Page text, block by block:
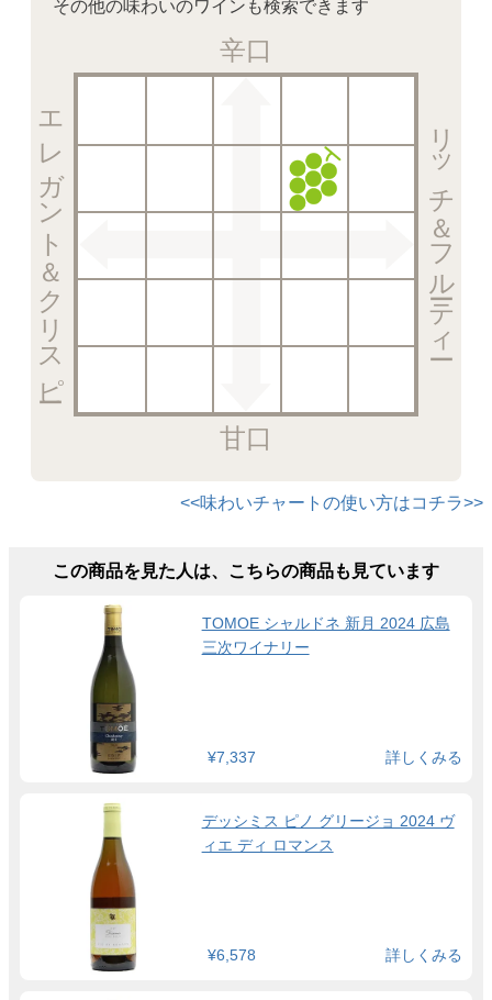
その他の味わいのワインも検索できます
辛口
リッチ＆フルーティー
甘口
エレガント＆クリスピー
<<味わいチャートの使い方はコチラ>>
この商品を見た人は、こちらの商品も見ています
TOMOE シャルドネ 新月 2024 広島
三次ワイナリー
¥7,337 詳しくみる
デッシミス ピノ グリージョ 2024 ヴ
ィエ ディ ロマンス
¥6,578 詳しくみる